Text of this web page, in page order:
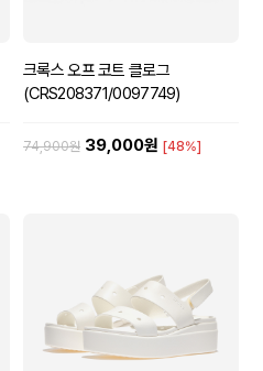
크록스 오프 코트 클로그
(CRS208371/0097749)
74,900원 39,000원 [48%]